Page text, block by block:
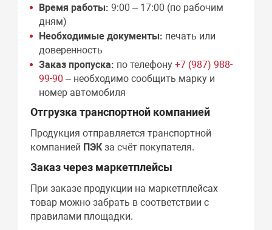
Время работы: 9:00 – 17:00 (по рабочим
дням)
Необходимые документы: печать или
доверенность
Заказ пропуска: по телефону+7 (987) 988-
99-90 – необходимо сообщить марку и
номер автомобиля
Отгрузка транспортной компанией
Продукция отправляется транспортной
компанией ПЭКза счёт покупателя.
Заказ через маркетплейсы
При заказе продукции на маркетплейсах
товар можно забрать в соответствии с
правилами площадки.